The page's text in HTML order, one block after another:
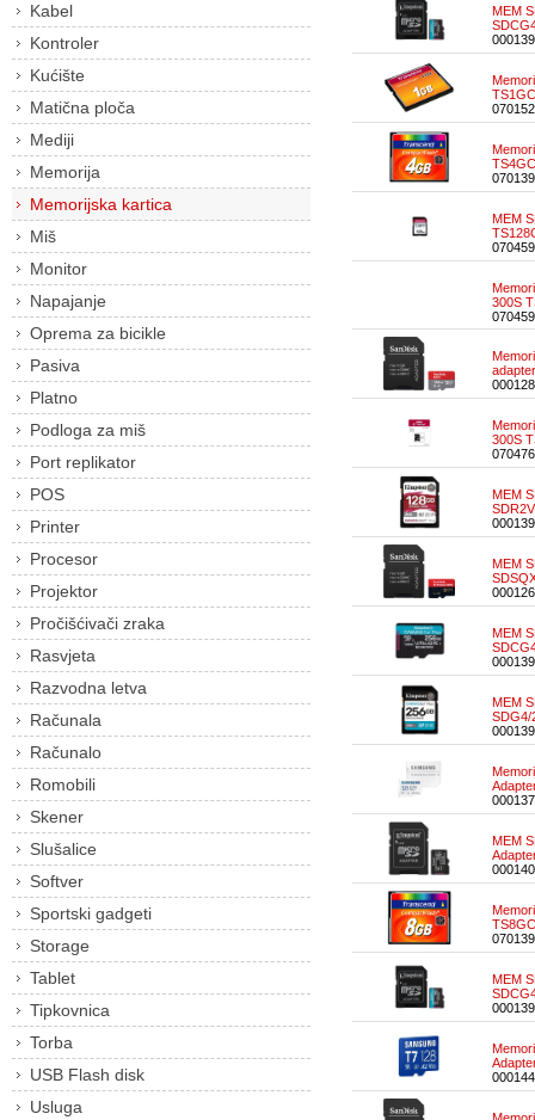
Kabel
Kontroler
Kućište
Matična ploča
Mediji
Memorija
Memorijska kartica
Miš
Monitor
Napajanje
Oprema za bicikle
Pasiva
Platno
Podloga za miš
Port replikator
POS
Printer
Procesor
Projektor
Pročišćivači zraka
Rasvjeta
Razvodna letva
Računala
Računalo
Romobili
Skener
Slušalice
Softver
Sportski gadgeti
Storage
Tablet
Tipkovnica
Torba
USB Flash disk
Usluga
MEM
MEM
300S
300S
MEM
MEM
MEM
MEM
SDG4/
MEM
MEM